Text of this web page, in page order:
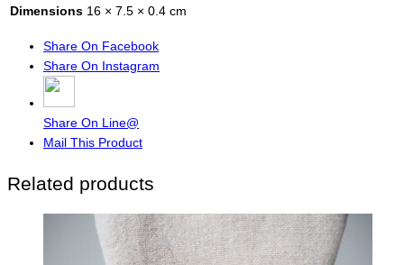
Dimensions 16 × 7.5 × 0.4 cm
Share On Facebook
Share On Instagram
Share On Line@
Mail This Product
Related products